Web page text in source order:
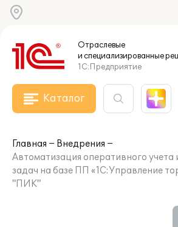
Отраслевые
и специализированные
1С:Предприятие
Каталог
Главная
Внедрения
Автоматизация оперативного учета
задач на базе ПП «1С:Управление
"ПИК"